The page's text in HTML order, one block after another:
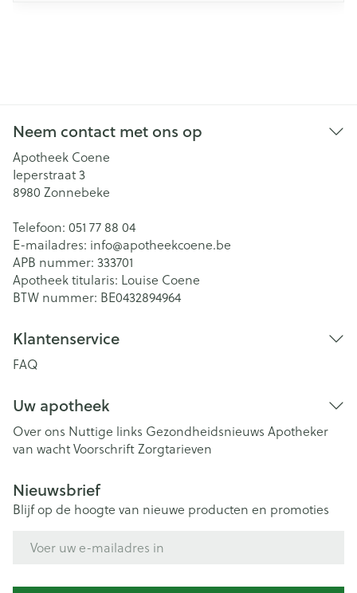
Neem contact met ons op
Apotheek Coene
Ieperstraat 3
8980 Zonnebeke
Telefoon: 051 77 88 04
E-mailadres: info@apotheekcoene.be
APB nummer: 333701
Apotheek titularis: Louise Coene
BTW nummer: BE0432894964
Klantenservice
FAQ
Uw apotheek
Over ons Nuttige links Gezondheidsnieuws Apotheker
van wachtVoorschriftZorgtarieven
Nieuwsbrief
Blijf op de hoogte van nieuwe producten en promoties